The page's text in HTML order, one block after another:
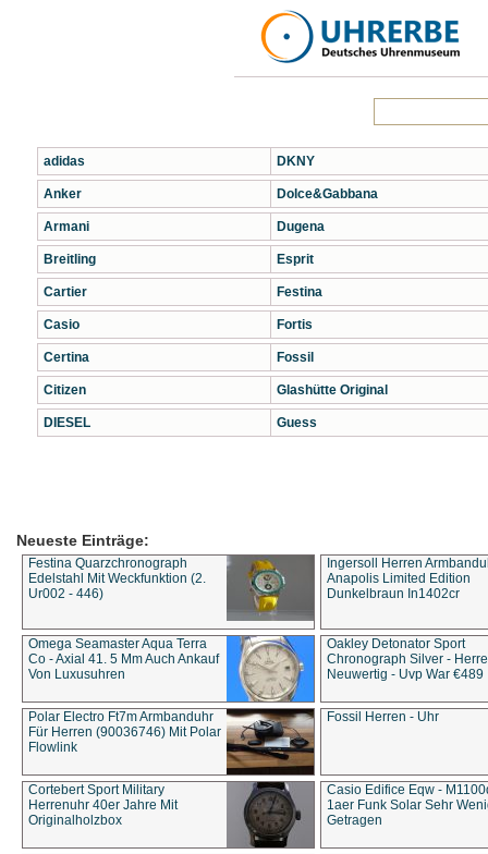
adidas
Anker
Armani
Breitling
Cartier
Casio
Certina
Citizen
DIESEL
DKNY
Dolce&Gabbana
Dugena
Esprit
Festina
Fortis
Fossil
Glashütte Original
Guess
Neueste Einträge:
Festina Quarzchronograph
Edelstahl Mit Weckfunktion (2.
Ur002 - 446)
Ingersoll Herren
Anapolis Limited Edition
Dunkelbraun In1402cr
Omega Seamaster Aqua Terra
Co - Axial 41. 5 Mm Auch Ankauf
Von Luxusuhren
Oakley Detonator Sport
Chronograph Silver -
Neuwertig - Uvp War €489
Polar Electro Ft7m Armbanduhr
Für Herren (90036746) Mit Polar
Flowlink
Fossil Herren - Uhr
Cortebert Sport Military
Herrenuhr 40er Jahre Mit
Originalholzbox
Casio Edifice Eqw -
1aer Funk Solar Sehr
Getragen